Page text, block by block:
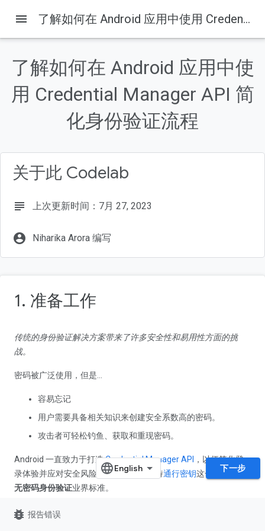
本页内容
1. 准备工作
前提条件
menu 了解如何在 Android 应用中使用 Credential Manager API 简化身份验证流程
了解如何在 Android 应用中使
用 Credential Manager API 简
化身份验证流程
关于此 Codelab
subject 上次更新时间：7月 27, 2023
account_circle Niharika Arora 编写
1. 准备工作
传统的身份验证解决方案带来了许多安全性和易用性方面的挑
战。
密码被广泛使用，但是...
容易忘记
用户需要具备相关知识来创建安全系数高的密码。
攻击者可轻松钓鱼、获取和重现密码。
Android 一直致力于打造Credential Manager API
，以便简化登
录体验并应对安全风险，具体方法是支持通行密钥这一新一代的
无密码身份验证业界标准。
Credential Manager 整合了对通行密钥的支持，并将其与密码、
下一步
bug_report 报告错误